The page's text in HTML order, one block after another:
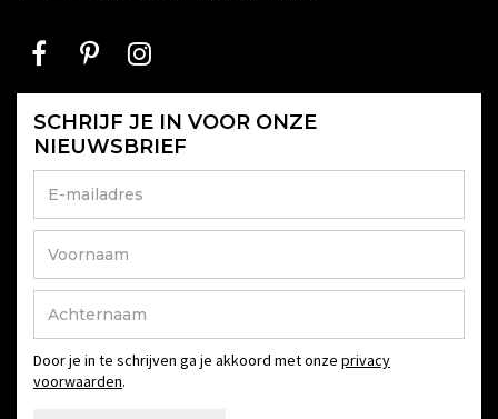
SCHRIJF JE IN VOOR ONZE
NIEUWSBRIEF
Door je in te schrijven ga je akkoord met onze privacy
voorwaarden.